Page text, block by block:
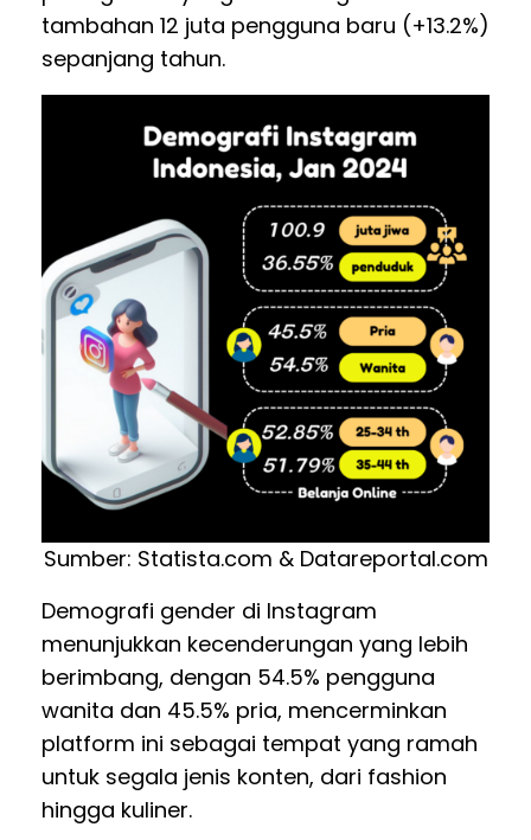
tambahan 12 juta pengguna baru (+13.2%)
sepanjang tahun.
Sumber: Statista.com & Datareportal.com
Demografi gender di Instagram
menunjukkan kecenderungan yang lebih
berimbang, dengan 54.5% pengguna
wanita dan 45.5% pria, mencerminkan
platform ini sebagai tempat yang ramah
untuk segala jenis konten, dari fashion
hingga kuliner.